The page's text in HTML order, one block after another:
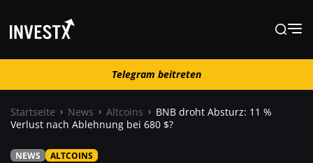
Telegram beitreten
Telegram beitreten
Startseite News Altcoins
BNB droht Absturz: 11 %
Verlust nach Ablehnung bei 680 $?
NEWS ALTCOINS